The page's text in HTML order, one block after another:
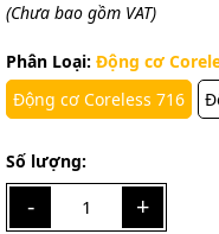
(Chưa bao gồm VAT)
Phân Loại: Động cơ
Động cơ Coreless 716
Số lượng:
- +